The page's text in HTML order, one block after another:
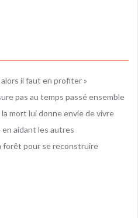
alors il faut en profiter »
pas au temps passé ensemble
mort lui donne envie de vivre
aidant les autres
forêt pour se reconstruire